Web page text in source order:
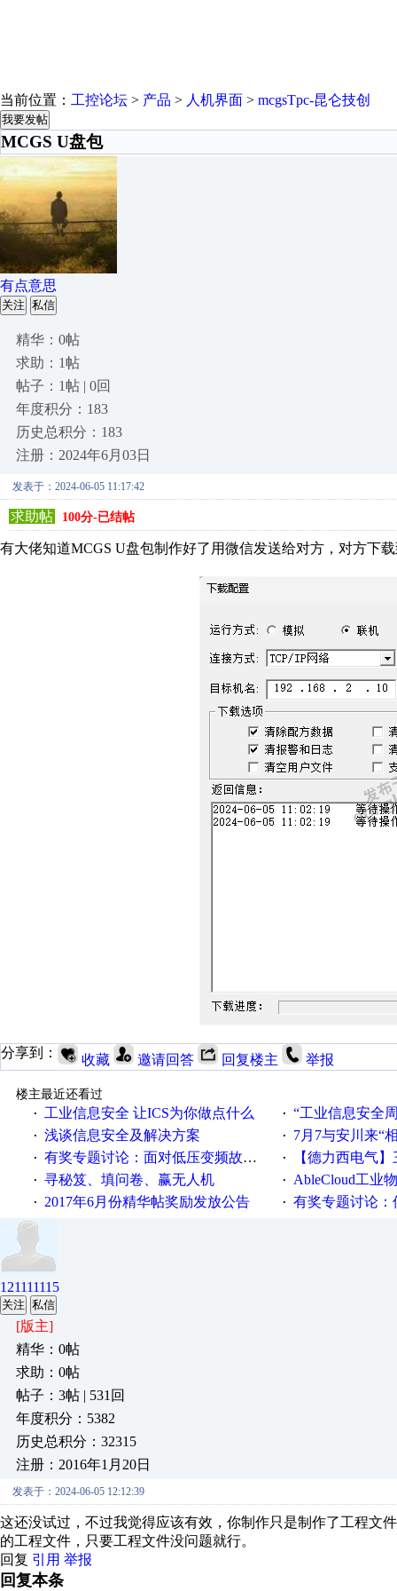
当前位置： 工控论坛 > 产品 > 人机界面 > mcgsTpc-昆仑技创
我要发帖
MCGS U盘包
有点意思
关注 私信
精华：0帖
求助：1帖
帖子：1帖 | 0回
年度积分：183
历史总积分：183
注册：2024年6月03日
发表于：2024-06-05 11:17:42
求助帖 100分-已结帖
有大佬知道MCGS U盘包制作好了用微信发送给对方，对方下
分享到： 收藏 邀请回答 回复楼主 举报
楼主最近还看过
·
工业信息安全 让ICS为你做点什么 · “工业信息安全周之我见”
· 浅谈信息安全及解决方案 · 7月7与安川来“
· 有奖专题讨论：面对低压变频故障，老手是这样解决的！ · 【德力西电气】三
· 寻秘笈、填问卷、赢无人机 · AbleCloud工业物联
· 2017年6月份精华帖奖励发放公告 · 有奖专题讨论：伺服选择
121111115
关注 私信
[版主]
精华：0帖
求助：0帖
帖子：3帖 | 531回
年度积分：5382
历史总积分：32315
注册：2016年1月20日
发表于：2024-06-05 12:12:39
这还没试过，不过我觉得应该有效，你制作只是制作了工程文
的工程文件，只要工程文件没问题就行。
回复 引用 举报
回复本条